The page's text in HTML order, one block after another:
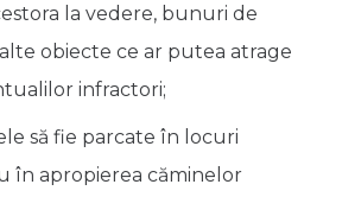
la vedere, bunuri de
obiecte ce ar putea atrage
infractori;
să fie parcate în locuri
în apropierea căminelor